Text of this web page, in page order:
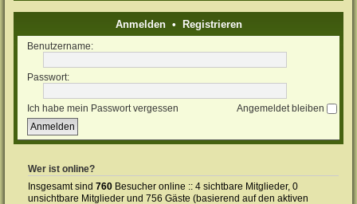
Anmelden• Registrieren
Benutzername:
Passwort:
Ich habe mein Passwort vergessen Angemeldet bleiben
Wer ist online?
Insgesamt sind760 Besucher online :: 4 sichtbare Mitglieder, 0
unsichtbare Mitglieder und 756 Gäste (basierend auf den aktiven